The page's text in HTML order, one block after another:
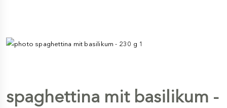
spaghettina mit basilikum -